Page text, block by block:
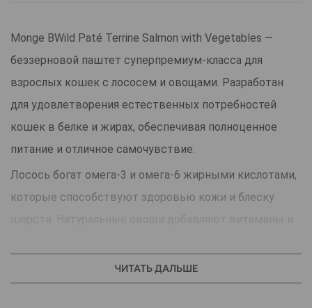
Monge BWild Paté Terrine Salmon with Vegetables —
беззерновой паштет суперпремиум-класса для
взрослых кошек с лососем и овощами. Разработан
для удовлетворения естественных потребностей
кошек в белке и жирах, обеспечивая полноценное
питание и отличное самочувствие.
Лосось богат омега-3 и омега-6 жирными кислотами,
которые способствуют здоровью кожи и блеску
шерсти. Натуральные овощи добавляют витамины и
ЧИТАТЬ ДАЛЬШЕ